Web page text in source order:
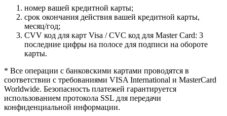
номер вашей кредитной карты;
cрок окончания действия вашей кредитной карты,
месяц/год;
CVV код для карт Visa / CVC код для Master Card: 3
последние цифры на полосе для подписи на обороте
карты.
* Все операции с банковскими картами проводятся в
соответствии с требованиями VISA International и MasterCard
Worldwide. Безопасность платежей гарантируется
использованием протокола SSL для передачи
конфиденциальной информации.